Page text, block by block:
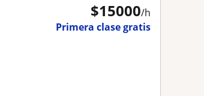
$15000/h
Primera clase gratis